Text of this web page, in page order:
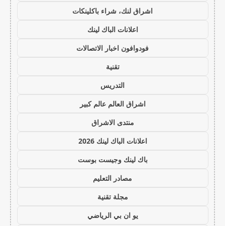
اشراق لنك، شراء باكلينكات
اعلانات الباك لينك
فودوافون اخبار الاتصالات
تقنية
التدريس
اشراق العالم عالم كبير
منتدى الاشراق
اعلانات الباك لينك 2026
باك لينك وجيست بوست
مصادر التعليم
مجلة تقنية
يو ان بي الرياضي